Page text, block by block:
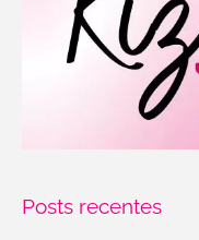
Posts recentes